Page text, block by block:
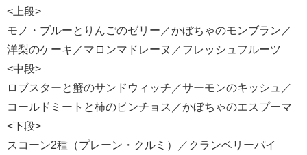
<上段>
モノ・ブルーとりんごのゼリー／かぼちゃのモンブラン／
洋梨のケーキ／マロンマドレーヌ／フレッシュフルーツ
<中段>
ロブスターと蟹のサンドウィッチ／サーモンのキッシュ／
コールドミートと柿のピンチョス／かぼちゃのエスプーマ
<下段>
スコーン2種（プレーン・クルミ）／クランベリーパイ